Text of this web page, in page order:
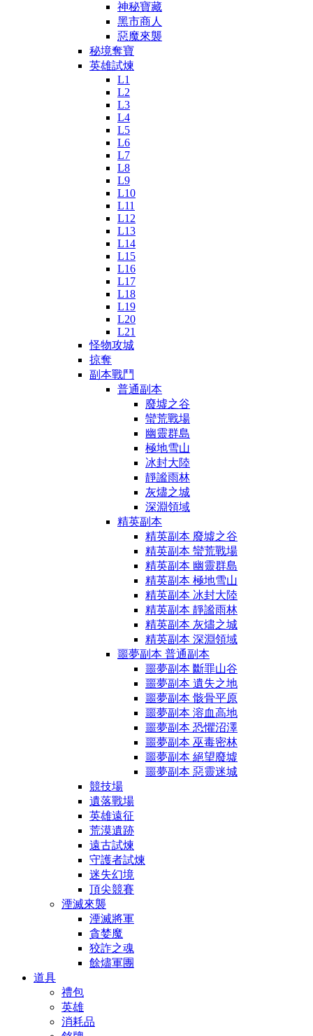
神秘寶藏
黑市商人
惡魔來襲
秘境奪寶
英雄試煉
L1
L2
L3
L4
L5
L6
L7
L8
L9
L10
L11
L12
L13
L14
L15
L16
L17
L18
L19
L20
L21
怪物攻城
掠奪
副本戰鬥
普通副本
廢墟之谷
蠻荒戰場
幽靈群島
極地雪山
冰封大陸
靜謐雨林
灰燼之城
深淵領域
精英副本
精英副本 廢墟之谷
精英副本 蠻荒戰場
精英副本 幽靈群島
精英副本 極地雪山
精英副本 冰封大陸
精英副本 靜謐雨林
精英副本 灰燼之城
精英副本 深淵領域
噩夢副本 普通副本
噩夢副本 斷罪山谷
噩夢副本 遺失之地
噩夢副本 骸骨平原
噩夢副本 溶血高地
噩夢副本 恐懼沼澤
噩夢副本 巫毒密林
噩夢副本 絕望廢墟
噩夢副本 惡靈迷城
競技場
遺落戰場
英雄遠征
荒漠遺跡
遠古試煉
守護者試煉
迷失幻境
頂尖競賽
湮滅來襲
湮滅將軍
貪婪魔
狡詐之魂
餘燼軍團
道具
禮包
英雄
消耗品